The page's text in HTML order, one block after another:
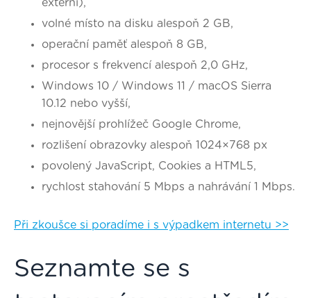
externí),
volné místo na disku alespoň 2 GB,
operační paměť alespoň 8 GB,
procesor s frekvencí alespoň 2,0 GHz,
Windows 10 / Windows 11 / macOS Sierra
10.12 nebo vyšší,
nejnovější prohlížeč Google Chrome,
rozlišení obrazovky alespoň 1024×768 px
povolený JavaScript, Cookies a HTML5,
rychlost stahování 5 Mbps a nahrávání 1 Mbps.
Při zkoušce si poradíme i s výpadkem internetu >>
Seznamte se s